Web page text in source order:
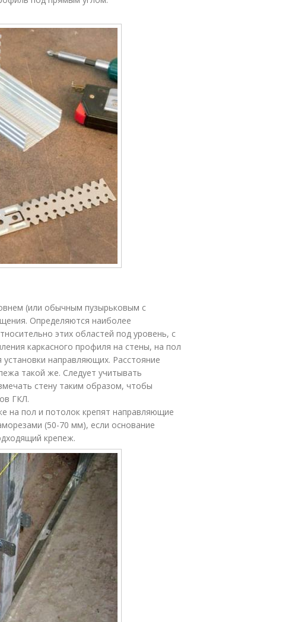
(или обычным пузырьковым с
Определяются наиболее
этих областей под уровень, с
каркасного профиля на стены, на пол
направляющих. Расстояние
такой же. Следует учитывать
стену таким образом, чтобы
ГКЛ.
на пол и потолок крепят направляющие
(50-70 мм), если основание
крепеж.